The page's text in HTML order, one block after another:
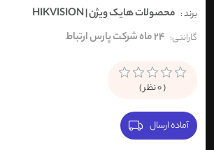
برند : محصولات هایک ویژن | HIKVISION
گارانتی: 24 ماه شرکت پارس ارتباط
(
0نظر )
آماده ارسال